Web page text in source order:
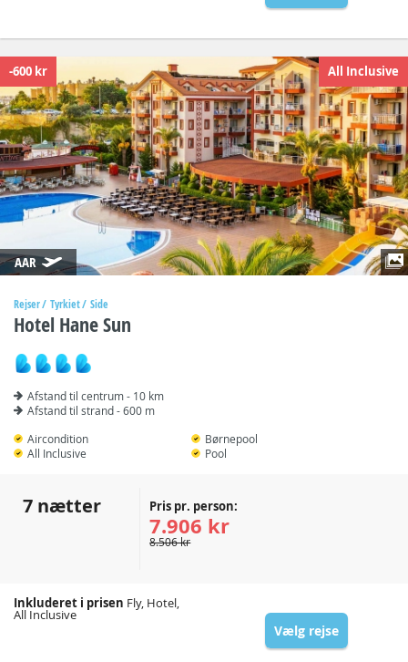
-600 kr All Inclusive
AAR
Rejser Tyrkiet Side
Hotel Hane Sun
Afstand til centrum - 10 km
Afstand til strand - 600 m
Aircondition
All Inclusive
Børnepool
Pool
7 nætter Pris pr. person:
7.906 kr
8.506 kr
Inkluderet i prisen Fly, Hotel,
All Inclusive
Vælg rejse